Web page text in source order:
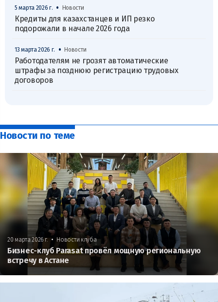
5 марта 2026 г. • Новости
Кредиты для казахстанцев и ИП резко
подорожали в начале 2026 года
13 марта 2026 г. • Новости
Работодателям не грозят автоматические
штрафы за позднюю регистрацию трудовых
договоров
Новости по теме
20 марта 2026 г. • Новости клуба
Бизнес-клуб Parasat провёл мощную региональную
встречу в Астане